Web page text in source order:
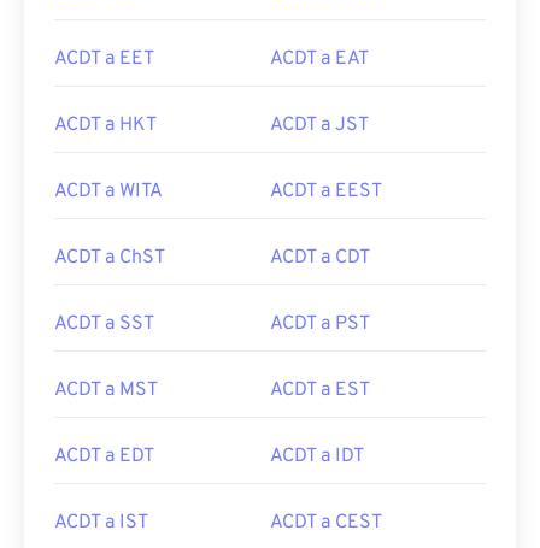
ACDT a EET ACDT a EAT
ACDT a HKT ACDT a JST
ACDT a WITA ACDT a EEST
ACDT a ChST ACDT a CDT
ACDT a SST ACDT a PST
ACDT a MST ACDT a EST
ACDT a EDT ACDT a IDT
ACDT a IST ACDT a CEST